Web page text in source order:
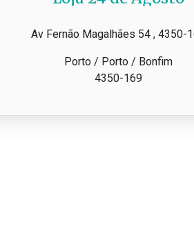
Av Fernão Magalhães 54 , 4350-
Porto / Porto / Bonfim
4350-169